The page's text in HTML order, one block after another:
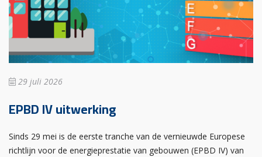
29 juli 2026
EPBD IV uitwerking
Sinds 29 mei is de eerste tranche van de vernieuwde Europese
richtlijn voor de energieprestatie van gebouwen (EPBD IV) van